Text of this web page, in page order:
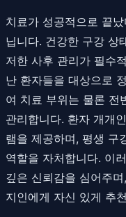
치료가 성공적으로 끝
닙니다. 건강한 구강 상
저한 사후 관리가 필수
난 환자들을 대상으로
여 치료 부위는 물론 전
관리합니다. 환자 개개
램을 제공하며, 평생 구
역할을 자처합니다. 이
깊은 신뢰감을 심어주
지인에게 자신 있게 추